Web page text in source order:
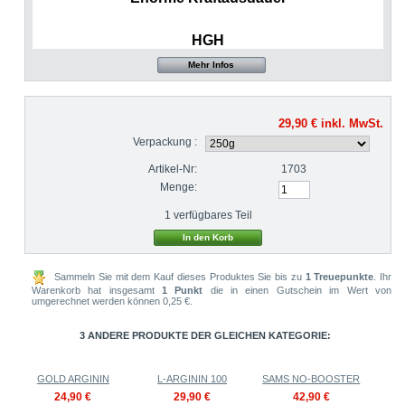
HGH
Mehr Infos
29,90 €inkl. MwSt.
Verpackung :
Artikel-Nr:
1703
Menge:
1 verfügbares Teil
Sammeln Sie mit dem Kauf dieses Produktes Sie bis zu 1 Treuepunkte . Ihr
Warenkorb hat insgesamt 1 Punkt die in einen Gutschein im Wert von
umgerechnet werden können 0,25 €.
3 ANDERE PRODUKTE DER GLEICHEN KATEGORIE:
GOLD ARGININ
24,90 €
L-ARGININ 100
29,90 €
SAMS NO-BOOSTER
42,90 €